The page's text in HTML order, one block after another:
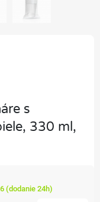
s
330 ml,
(dodanie 24h)